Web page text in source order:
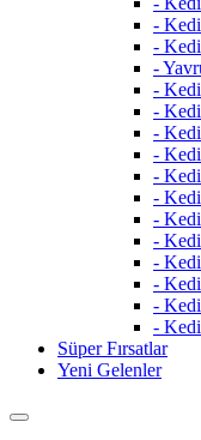
-
- Kedi
-
- Kedi
- Kedi
-
-
- Kedi
-
-
-
-
-
-
-
Süper Fırsatlar
Yeni Gelenler